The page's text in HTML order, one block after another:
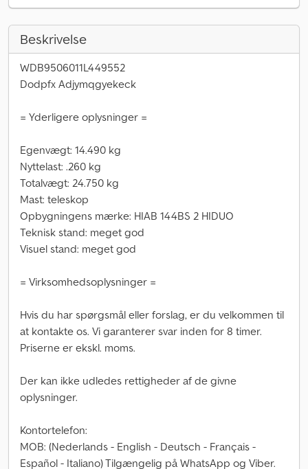
Beskrivelse
WDB9506011L449552
Dodpfx Adjymqgyekeck
= Yderligere oplysninger =
Egenvægt: 14.490 kg
Nyttelast: .260 kg
Totalvægt: 24.750 kg
Mast: teleskop
Opbygningens mærke: HIAB 144BS 2 HIDUO
Teknisk stand: meget god
Visuel stand: meget god
= Virksomhedsoplysninger =
Hvis du har spørgsmål eller forslag, er du velkommen til
at kontakte os. Vi garanterer svar inden for 8 timer.
Priserne er ekskl. moms.
Der kan ikke udledes rettigheder af de givne
oplysninger.
Kontortelefon:
MOB: (Nederlands - English - Deutsch - Français -
Español - Italiano) Tilgængelig på WhatsApp og Viber.